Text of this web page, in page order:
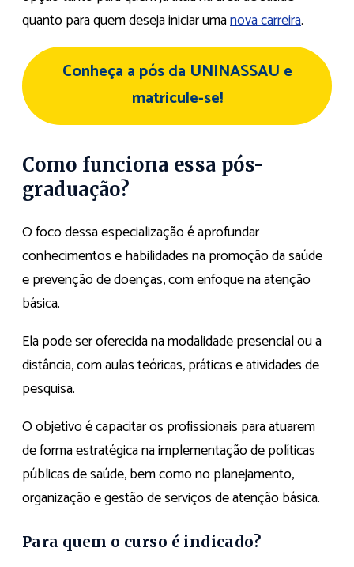
quanto para quem deseja iniciar umanova carreira.
Conheça a pós da UNINASSAU e
matricule-se!
Como funciona essa pós-
graduação?
O foco dessa especialização é aprofundar
conhecimentos e habilidades na promoção da saúde
e prevenção de doenças, com enfoque na atenção
básica.
Ela pode ser oferecida na modalidade presencial ou a
distância, com aulas teóricas, práticas e atividades de
pesquisa.
O objetivo é capacitar os profissionais para atuarem
de forma estratégica na implementação de políticas
públicas de saúde, bem como no planejamento,
organização e gestão de serviços de atenção básica.
Para quem o curso é indicado?